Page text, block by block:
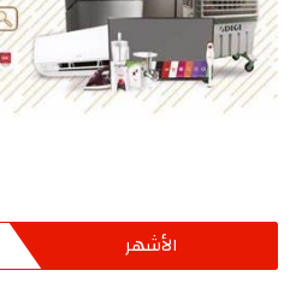
الأشهر